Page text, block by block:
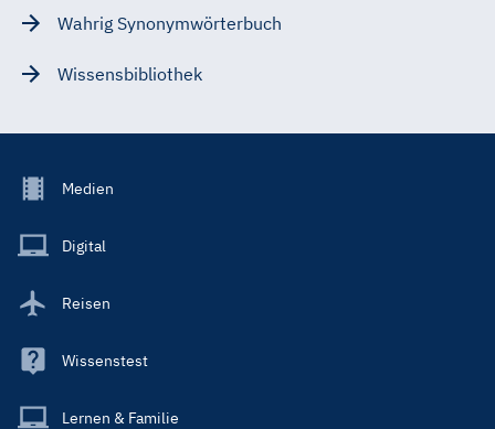
Wahrig Synonymwörterbuch
Wissensbibliothek
Footer
Main
Medien
Digital
Reisen
Wissenstest
Lernen & Familie